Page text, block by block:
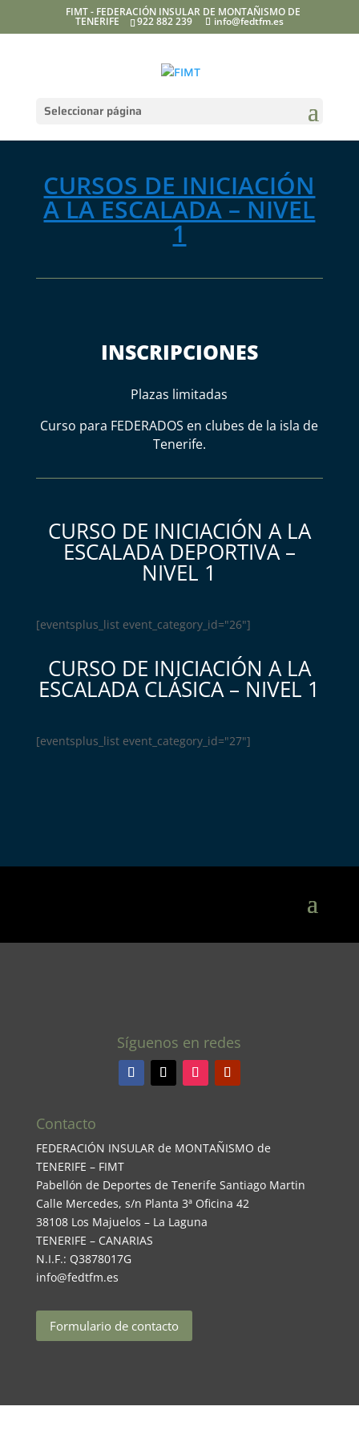
FIMT - FEDERACIÓN INSULAR DE MONTAÑISMO DE
TENERIFE 922 882 239 info@fedtfm.es
Seleccionar página
CURSOS DE INICIACIÓN
A LA ESCALADA – NIVEL
1
INSCRIPCIONES
Plazas limitadas
Curso para FEDERADOS en clubes de la isla de
Tenerife.
CURSO DE INICIACIÓN A LA
ESCALADA DEPORTIVA –
NIVEL 1
[eventsplus_list event_category_id="26"]
CURSO DE INICIACIÓN A LA
ESCALADA CLÁSICA – NIVEL 1
[eventsplus_list event_category_id="27"]
Síguenos en redes
Contacto
FEDERACIÓN INSULAR de MONTAÑISMO de
TENERIFE – FIMT
Pabellón de Deportes de Tenerife Santiago Martin
Calle Mercedes, s/n Planta 3ª Oficina 42
38108 Los Majuelos – La Laguna
TENERIFE – CANARIAS
N.I.F.: Q3878017G
info@fedtfm.es
Formulario de contacto